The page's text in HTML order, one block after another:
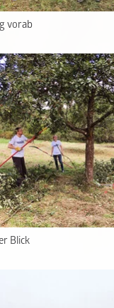
vorab
Blick